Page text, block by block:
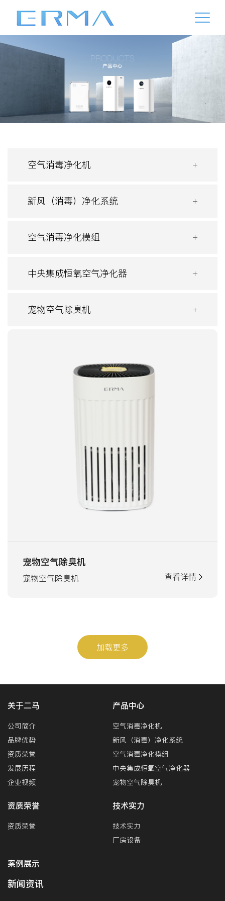
空气消毒净化机
新风（消毒）净化系统
空气消毒净化模组
中央集成恒氧空气净化器
宠物空气除臭机
宠物空气除臭机
宠物空气除臭机 查看详情
加载更多
关于二马
公司简介
品牌优势
资质荣誉
发展历程
企业视频
产品中心
空气消毒净化机
新风（消毒）净化系统
空气消毒净化模组
中央集成恒氧空气净化器
宠物空气除臭机
资质荣誉
资质荣誉
技术实力
技术实力
厂房设备
案例展示
新闻资讯